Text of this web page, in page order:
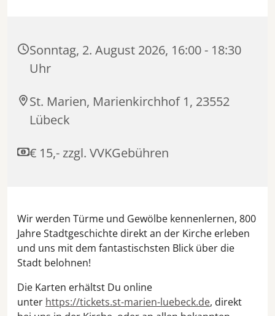
Sonntag, 2. August 2026, 16:00 - 18:30
Uhr
St. Marien, Marienkirchhof 1, 23552
Lübeck
€ 15,- zzgl. VVKGebühren
Wir werden Türme und Gewölbe kennenlernen, 800
Jahre Stadtgeschichte direkt an der Kirche erleben
und uns mit dem fantastischsten Blick über die
Stadt belohnen!
Die Karten erhältst Du online
unter https://tickets.st-marien-luebeck.de, direkt